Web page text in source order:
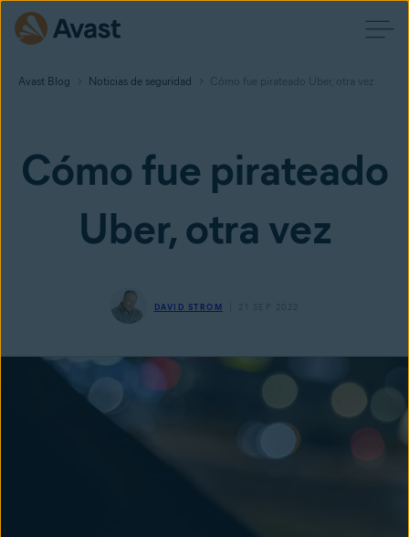
Avast Blog Noticias de seguridad Cómo fue pirateado Uber, otra vez
Cómo fue pirateado
Uber, otra vez
DAVID STROM 21 SEP 2022